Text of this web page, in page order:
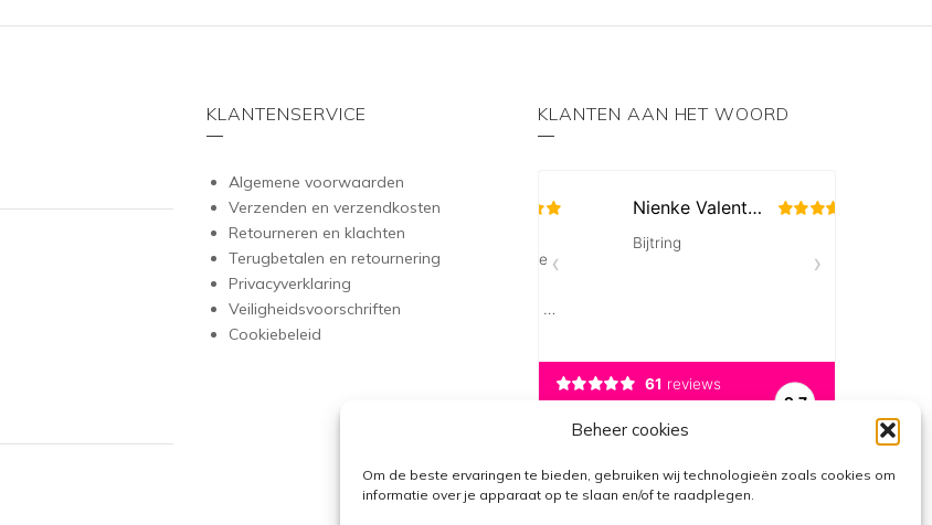
Beheer cookies
Om de beste ervaringen te bieden, gebruiken wij technologieën zoals cookies om
informatie over je apparaat op te slaan en/of te raadplegen.
KLANTENSERVICE
Algemene voorwaarden
Verzenden en verzendkosten
Retourneren en klachten
Terugbetalen en retournering
Privacyverklaring
Veiligheidsvoorschriften
Cookiebeleid
KLANTEN AAN HET WOORD